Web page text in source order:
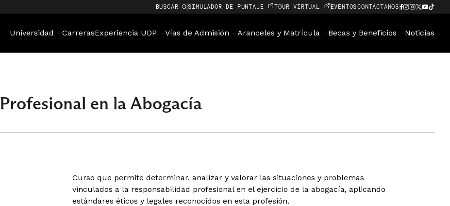
BUSCAR SIMULADOR DE PUNTAJE TOUR VIRTUAL EVENTOSCONTÁCTANOS
Universidad CarrerasExperiencia UDP Vías de Admisión Aranceles y Matrícula Becas y Beneficios Noticias
en la Abogacía
Curso que permite determinar, analizar y valorar las situaciones y problemas
vinculados a la responsabilidad profesional en el ejercicio de la abogacía, aplicando
estándares éticos y legales reconocidos en esta profesión.